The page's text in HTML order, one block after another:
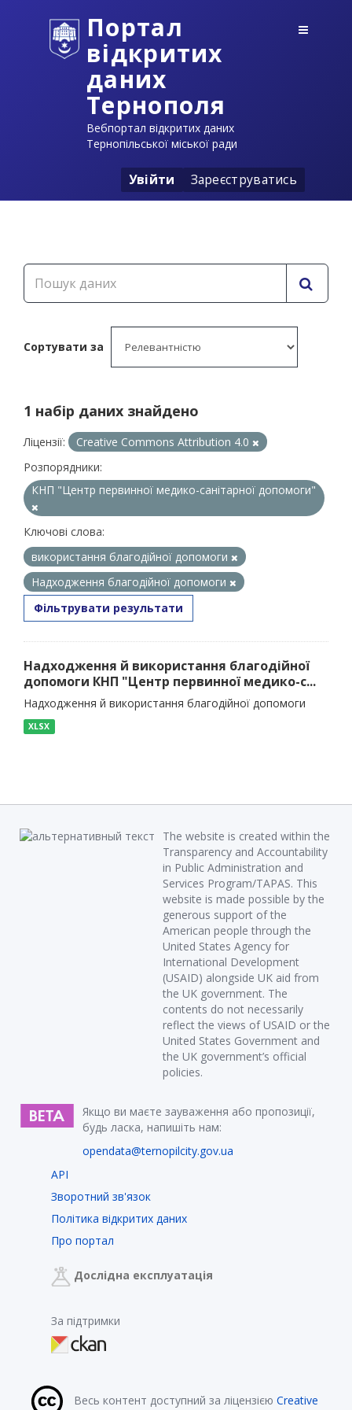
Портал
відкритих
даних
Тернополя
Вебпортал відкритих даних
Тернопільської міської ради
Увійти Зареєструватись
Сортувати за
1 набір даних знайдено
Ліцензії:
Creative Commons Attribution 4.0
Розпорядники:
КНП "Центр первинної медико-санітарної допомоги"
Ключові слова:
використання благодійної допомоги
Надходження благодійної допомоги
Фільтрувати результати
Надходження й використання благодійної
допомоги КНП "Центр первинної медико-с...
Надходження й використання благодійної допомоги
XLSX
The website is created within the
Transparency and Accountability
in Public Administration and
Services Program/TAPAS. This
website is made possible by the
generous support of the
American people through the
United States Agency for
International Development
(USAID) alongside UK aid from
the UK government. The
contents do not necessarily
reflect the views of USAID or the
United States Government and
the UK government’s official
policies.
Якщо ви маєте зауваження або пропозиції,
будь ласка, напишіть нам:
opendata@ternopilcity.gov.ua
API
Зворотний зв'язок
Політика відкритих даних
Про портал
Дослідна експлуатація
За підтримки
Весь контент доступний за ліцензією Creative